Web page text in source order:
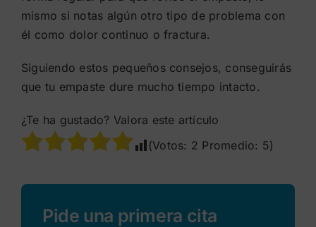
mismo si notas algún otro tipo de problema con
él como dolor continuo o fractura.
Siguiendo estos pequeños consejos, conseguirás
que tu empaste dure mucho tiempo intacto.
¿Te ha gustado? Valora este artículo
(Votos: 2 Promedio: 5)
Pide una primera cita